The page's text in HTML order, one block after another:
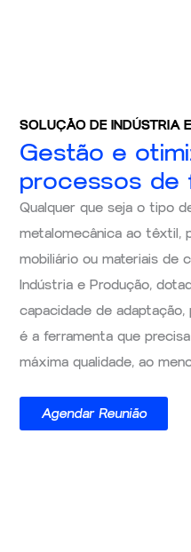
SOLUÇÃO DE INDÚSTRIA
Gestão e
processos de
Qualquer que seja o tipo
metalomecânica ao têxtil,
mobiliário ou materiais de
Indústria e Produção,
capacidade de
é a ferramenta que
máxima qualidade, ao
Agendar Reunião